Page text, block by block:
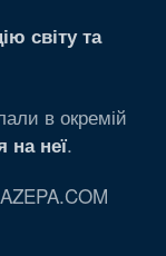
світу та
в окремій
на неї.